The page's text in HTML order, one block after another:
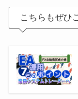
こちらもぜひ